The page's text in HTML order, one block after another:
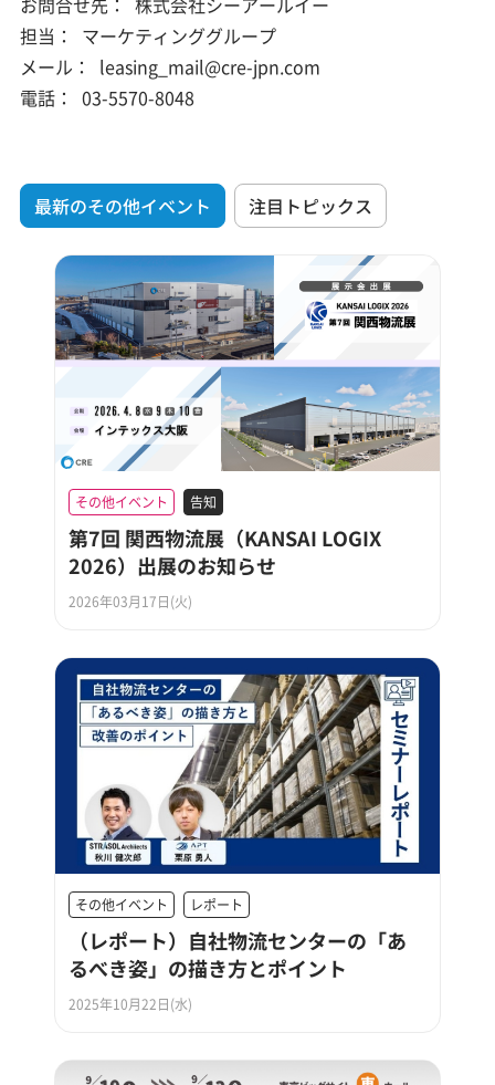
担当：
マーケティンググループ
メール：
leasing_mail@cre-jpn.com
電話：
03-5570-8048
最新のその他イベント 注目トピックス
その他イベント 告知
第7回 関西物流展（KANSAI LOGIX
2026）出展のお知らせ
2026年03月17日(火)
その他イベント レポート
（レポート）自社物流センターの「あ
るべき姿」の描き方とポイント
2025年10月22日(水)